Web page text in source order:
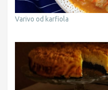
Varivo od karfiola